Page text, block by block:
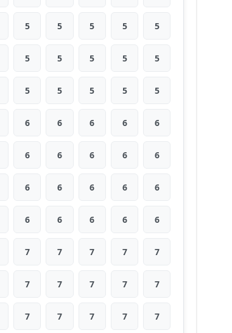
5 5 5 5 5
5 5 5 5 5
5 5 5 5 5
6 6 6 6 6
6 6 6 6 6
6 6 6 6 6
6 6 6 6 6
7 7 7 7 7
7 7 7 7 7
7 7 7 7 7